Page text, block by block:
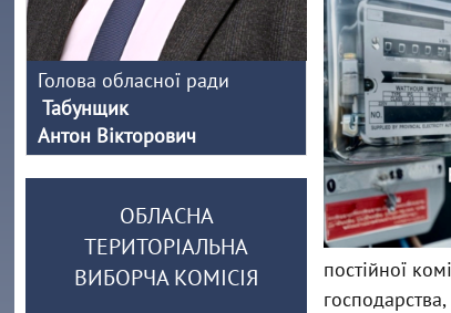
постійної
Голова обласної ради
Табунщик
Антон Вікторович
ОБЛАСНА
ТЕРИТОРІАЛЬНА
ВИБОРЧА КОМІСІЯ